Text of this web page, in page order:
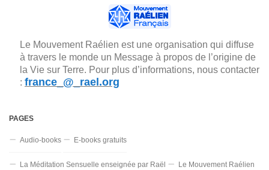
Le Mouvement Raélien est une organisation qui diffuse
à travers le monde un Message à propos de l’origine de
la Vie sur Terre. Pour plus d’informations, nous contacter
: france_@_rael.org
PAGES
Audio-books E-books gratuits
La Méditation Sensuelle enseignée par Raël Le Mouvement Raélien